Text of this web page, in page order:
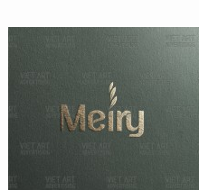
THIẾT KẾ THI CÔNG
GIAN HÀNG ACG –